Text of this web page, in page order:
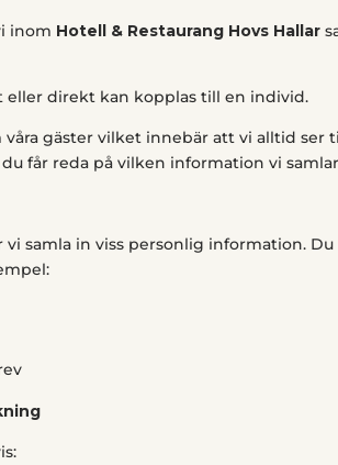
inom Hotell & Restaurang Hovs Hallar
direkt kan kopplas till en individ.
våra gäster vilket innebär att vi alltid
får reda på vilken information vi
vi samla in viss personlig information.